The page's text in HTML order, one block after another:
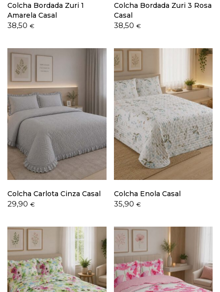
Colcha Bordada Zuri 1
Amarela Casal
38,50 €
Colcha Bordada Zuri 3 Rosa
Casal
38,50 €
Colcha Carlota Cinza Casal
29,90 €
Colcha Enola Casal
35,90 €